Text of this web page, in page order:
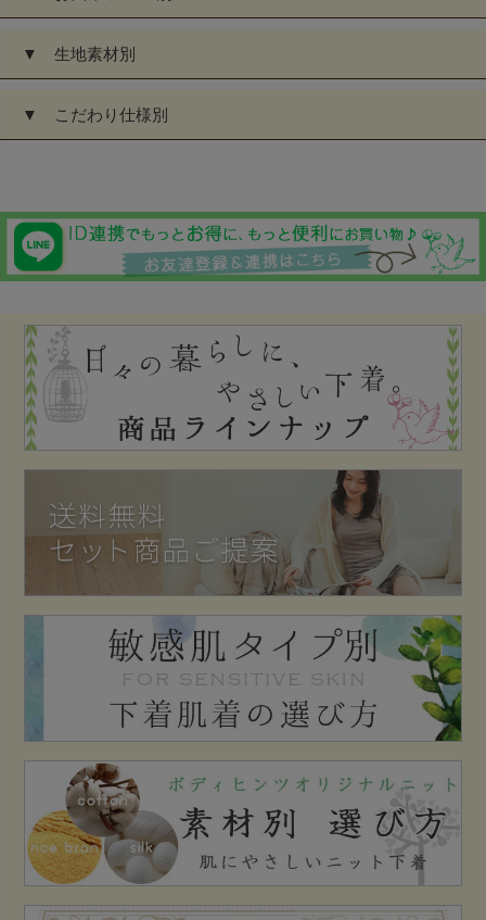
▼ 生地素材別
▼ こだわり仕様別